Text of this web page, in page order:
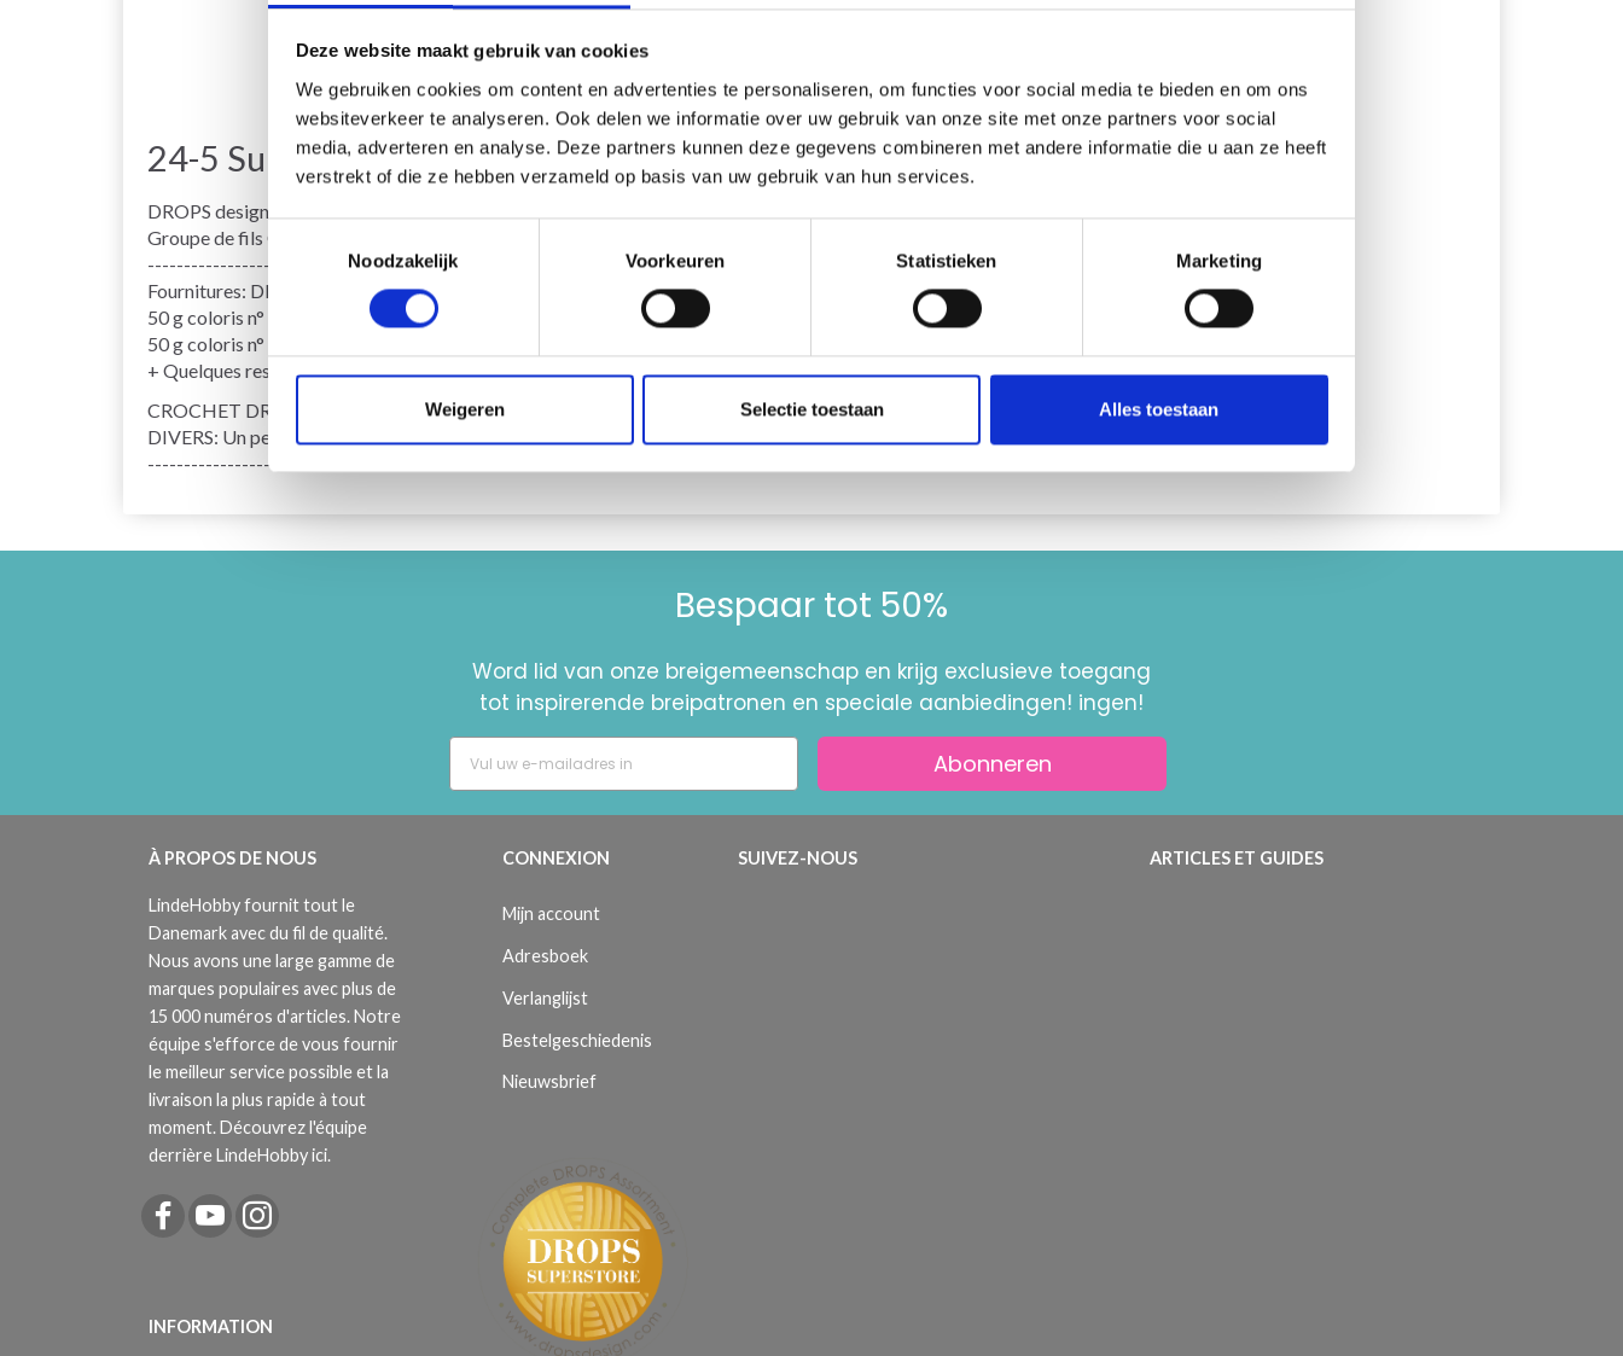
Deze website maakt gebruik van cookies
We gebruiken cookies om content en advertenties te personaliseren, om functies voor social media te bieden en om ons
websiteverkeer te analyseren. Ook delen we informatie over uw gebruik van onze site met onze partners voor social
media, adverteren en analyse. Deze partners kunnen deze gegevens combineren met andere informatie die u aan ze heeft
verstrekt of die ze hebben verzameld op basis van uw gebruik van hun services.
Toestemmingsselectie
Noodzakelijk
Voorkeuren Statistieken Marketing
Weigeren Selectie toestaan Alles toestaan
24-5 Summer Treat by DROPS Design
DROPS design: Modèle n° w-046-bn
Groupe de fils C
--------------------------------------------------------
Fournitures: DROPS PARIS de Garnstudio
50 g coloris n° 61, pêche clair
50 g coloris n° 33, rose moyen
+ Quelques restes en rouge pour décorer.
CROCHET DROPS n° 3.5
DIVERS: Un peu d'ouate de rembourrage
--------------------------------------------------------
Bespaar tot 50%
Word lid van onze breigemeenschap en krijg exclusieve toegang
tot inspirerende breipatronen en speciale aanbiedingen! ingen!
Abonneren
À PROPOS DE NOUS
LindeHobby fournit tout le
Danemark avec du fil de qualité.
Nous avons une large gamme de
marques populaires avec plus de
15 000 numéros d'articles. Notre
équipe s'efforce de vous fournir
le meilleur service possible et la
livraison la plus rapide à tout
moment. Découvrez l'équipe
derrière LindeHobby ici.
INFORMATION
CONNEXION
Mijn account
Adresboek
Verlanglijst
Bestelgeschiedenis
Nieuwsbrief
SUIVEZ-NOUS ARTICLES ET GUIDES